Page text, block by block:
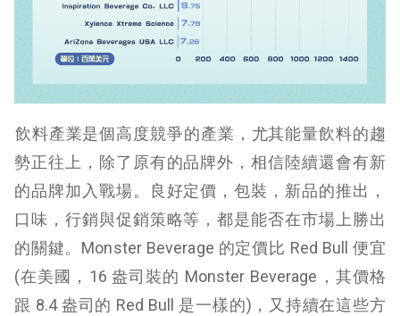
​​飲料產業是個高度競爭的產業，尤其能量飲料的趨
勢正往上，除了原有的品牌外，相信陸續還會有新
的品牌加入戰場。良好定價，包裝，新品的推出，
口味，行銷與促銷策略等，都是能否在市場上勝出
的關鍵。Monster Beverage 的定價比 Red Bull 便宜
(在美國，16 盎司裝的 Monster Beverage，其價格
跟 8.4 盎司的 Red Bull 是一樣的)，又持續在這些方